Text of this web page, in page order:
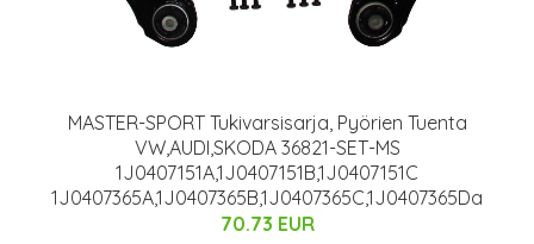
MASTER-SPORT Tukivarsisarja, Pyörien Tuenta
VW,AUDI,SKODA 36821-SET-MS
1J0407151A,1J0407151B,1J0407151C
1J0407365A,1J0407365B,1J0407365C,1J0407365Da
70.73 EUR